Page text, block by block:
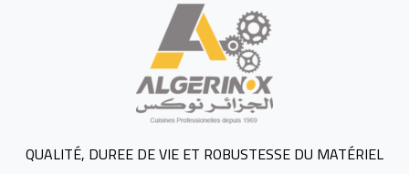
QUALITÉ, DUREE DE VIE ET ROBUSTESSE DU MATÉRIEL